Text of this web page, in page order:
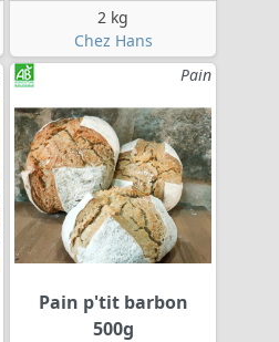
2 kg
Chez Hans
Pain
Pain p'tit barbon
500g